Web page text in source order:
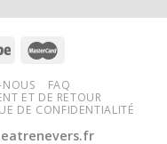
FAQ
ET DE RETOUR
DE CONFIDENTIALITÉ